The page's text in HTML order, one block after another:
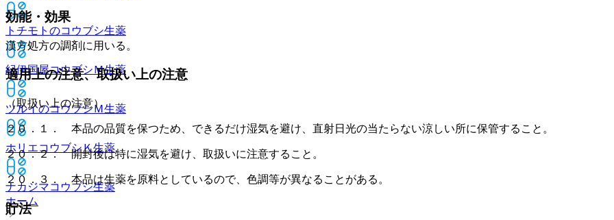
トチモトのコウブシ生薬
紀伊国屋コウブシＭ生薬
ツルイのコウブシＭ生薬
ホリエコウブシＫ生薬
ナカジマコウブシ生薬
ホーム
効能・効果
漢方処方の調剤に用いる。
適用上の注意、取扱い上の注意
（取扱い上の注意）
２０．１． 本品の品質を保つため、できるだけ湿気を避け、直射日光の当たらない涼しい所に保管すること。
２０．２． 開封後は特に湿気を避け、取扱いに注意すること。
２０．３． 本品は生薬を原料としているので、色調等が異なることがある。
貯法